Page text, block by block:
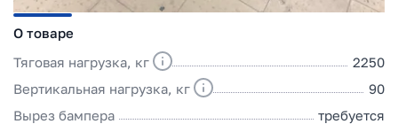
О товаре
Тяговая нагрузка, кг
2250
Вертикальная нагрузка, кг
90
Вырез бампера
требуется